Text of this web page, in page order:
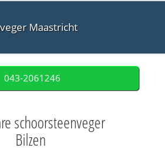
Maastricht
043-2061246
schoorsteenveger
Bilzen